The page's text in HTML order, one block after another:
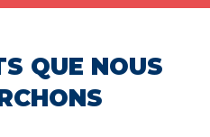
QUE NOUS